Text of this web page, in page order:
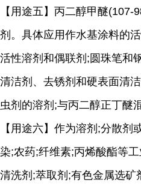
【用途五】丙二醇甲醚(107-
剂。具体应用作水基涂料的
活性溶剂和偶联剂 ; 圆珠笔和
清洁剂、去锈剂和硬表面清
虫剂的溶剂 ;与丙二醇正丁醚
【用途六】作为溶剂 ;分散剂
染;农药;纤维素;丙烯酸酯等
清洗剂 ;萃取剂 ;有色金属选矿